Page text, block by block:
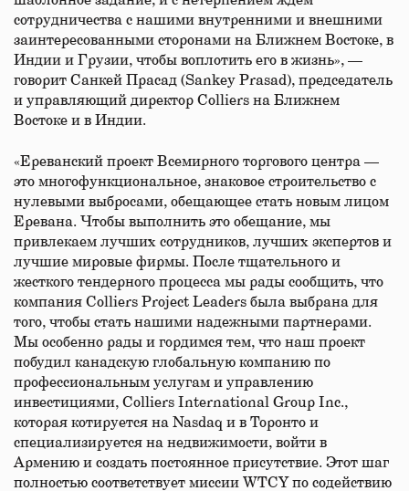
сотрудничества с нашими внутренними и внешними
заинтересованными сторонами на Ближнем Востоке, в
Индии и Грузии, чтобы воплотить его в жизнь», —
говорит Санкей Прасад (Sankey Prasad), председатель
и управляющий директор Colliers на Ближнем
Востоке и в Индии.
«Ереванский проект Всемирного торгового центра —
это многофункциональное, знаковое строительство с
нулевыми выбросами, обещающее стать новым лицом
Еревана. Чтобы выполнить это обещание, мы
привлекаем лучших сотрудников, лучших экспертов и
лучшие мировые фирмы. После тщательного и
жесткого тендерного процесса мы рады сообщить, что
компания Colliers Project Leaders была выбрана для
того, чтобы стать нашими надежными партнерами.
Мы особенно рады и гордимся тем, что наш проект
побудил канадскую глобальную компанию по
профессиональным услугам и управлению
инвестициями, Colliers International Group Inc.,
которая котируется на Nasdaq и в Торонто и
специализируется на недвижимости, войти в
Армению и создать постоянное присутствие. Этот шаг
полностью соответствует миссии WTCY по содействию